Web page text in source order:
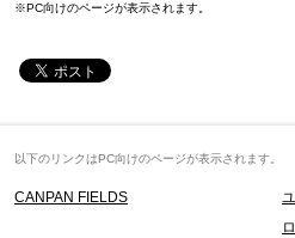
※PC向けのページが表示されます。
以下のリンクはPC向けのページが表示されます。
CANPAN FIELDS